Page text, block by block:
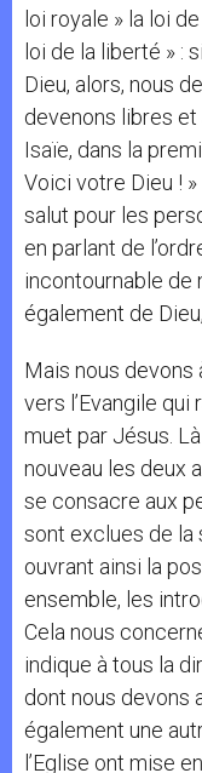
loi royale » la loi
loi de la liberté » :
Dieu, alors, nous
devenons libres
Isaïe, dans la
Voici votre Dieu !
salut pour les
en parlant de
incontournable de
également de
Mais nous
vers l’Evangile qui
muet par Jésus.
nouveau les deux
se consacre aux
sont exclues de la
ouvrant ainsi la
ensemble, les
Cela nous
indique à tous la
dont nous devons
également une
l’Eglise ont mise